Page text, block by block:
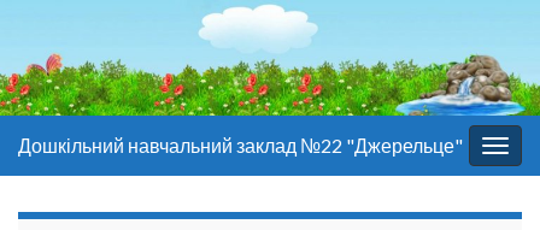
Дошкільний навчальний заклад №22 "Джерельце"